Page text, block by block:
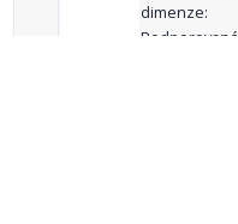
dimenze:
Podporované